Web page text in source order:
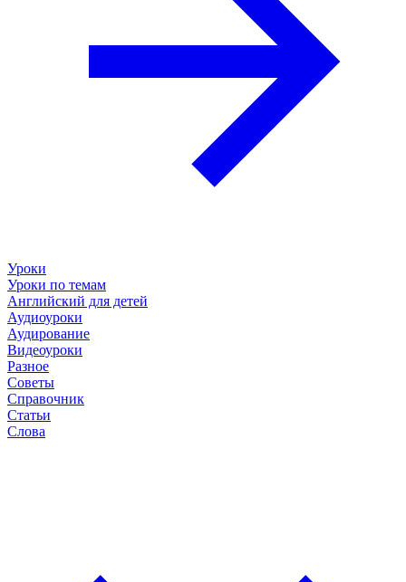
Уроки
Уроки по темам
Английский для детей
Аудиоуроки
Аудирование
Видеоуроки
Разное
Советы
Справочник
Статьи
Слова